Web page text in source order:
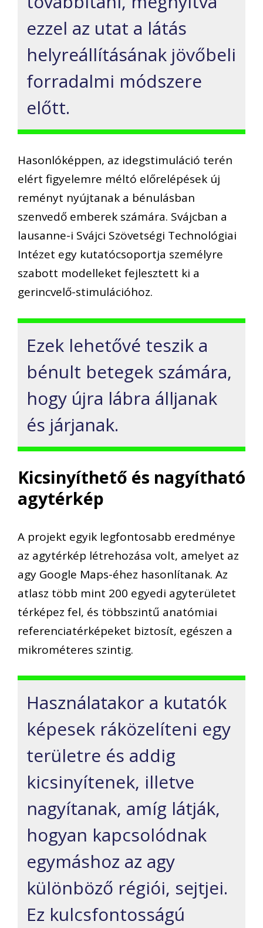
ezzel az utat a látás
helyreállításának jövőbeli
forradalmi módszere
előtt.
Hasonlóképpen, az idegstimuláció terén
elért figyelemre méltó előrelépések új
reményt nyújtanak a bénulásban
szenvedő emberek számára. Svájcban a
lausanne-i Svájci Szövetségi Technológiai
Intézet egy kutatócsoportja személyre
szabott modelleket fejlesztett ki a
gerincvelő-stimulációhoz.
Ezek lehetővé teszik a
bénult betegek számára,
hogy újra lábra álljanak
és járjanak.
Kicsinyíthető és nagyítható
agytérkép
A projekt egyik legfontosabb eredménye
az agytérkép létrehozása volt, amelyet az
agy Google Maps-éhez hasonlítanak. Az
atlasz több mint 200 egyedi agyterületet
térképez fel, és többszintű anatómiai
referenciatérképeket biztosít, egészen a
mikrométeres szintig.
Használatakor a kutatók
képesek ráközelíteni egy
területre és addig
kicsinyítenek, illetve
nagyítanak, amíg látják,
hogyan kapcsolódnak
egymáshoz az agy
különböző régiói, sejtjei.
Ez kulcsfontosságú